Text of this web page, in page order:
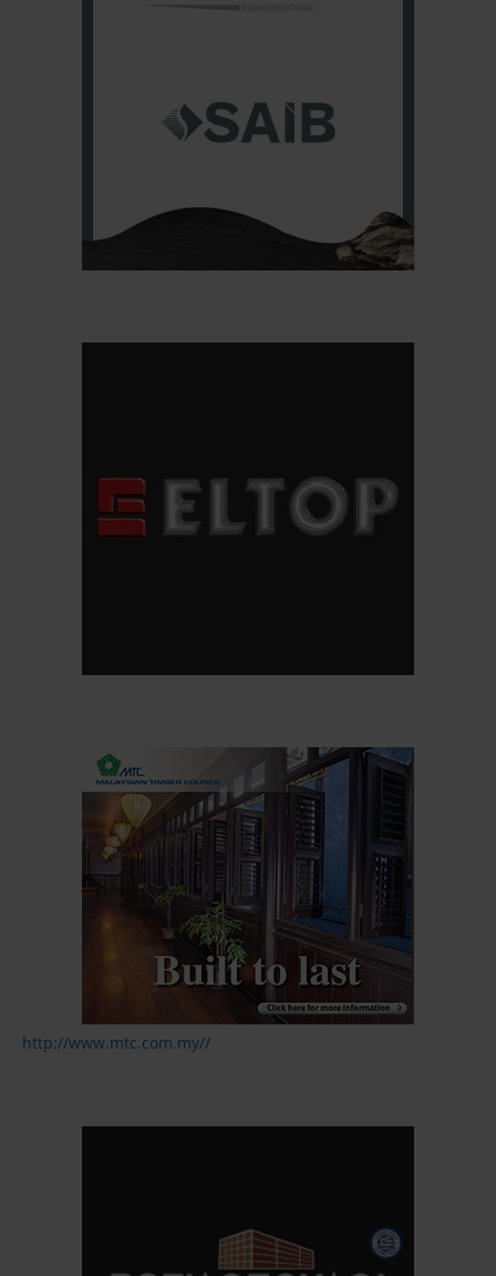
http://www.mtc.com.my//